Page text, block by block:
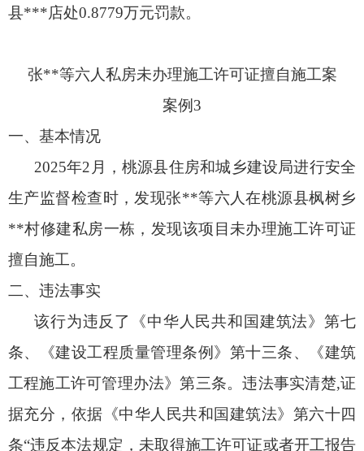
县***店处0.8779万元罚款。
张**等六人私房未办理施工许可证擅自施工案
案例3
一、基本情况
2025年2月，桃源县住房和城乡建设局进行安全
生产监督检查时，发现张**等六人在桃源县枫树乡
**村修建私房一栋，发现该项目未办理施工许可证
擅自施工。
二、违法事实
该行为违反了《中华人民共和国建筑法》第七
条、《建设工程质量管理条例》第十三条、《建筑
工程施工许可管理办法》第三条。违法事实清楚,证
据充分，依据《中华人民共和国建筑法》第六十四
条“违反本法规定，未取得施工许可证或者开工报告